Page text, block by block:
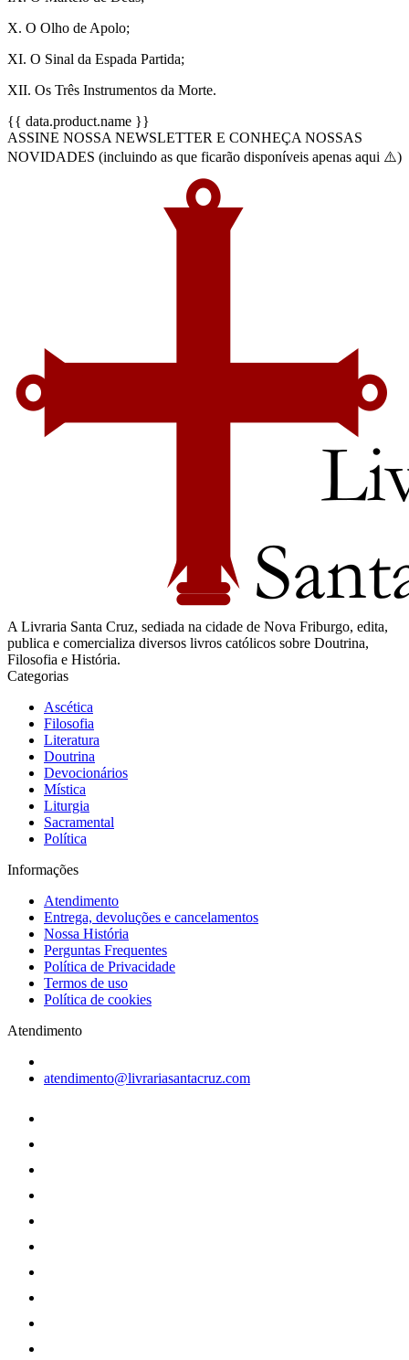
X. O Olho de Apolo;
XI. O Sinal da Espada Partida;
XII. Os Três Instrumentos da Morte.
{{ data.product.name }}
ASSINE NOSSA NEWSLETTER E CONHEÇA NOSSAS
NOVIDADES (incluindo as que ficarão disponíveis apenas aqui ⚠️)
A Livraria Santa Cruz, sediada na cidade de Nova Friburgo, edita,
publica e comercializa diversos livros católicos sobre Doutrina,
Filosofia e História.
Categorias
Ascética
Filosofia
Literatura
Doutrina
Devocionários
Mística
Liturgia
Sacramental
Política
Informações
Atendimento
Entrega, devoluções e cancelamentos
Nossa História
Perguntas Frequentes
Política de Privacidade
Termos de uso
Política de cookies
Atendimento
atendimento@livrariasantacruz.com